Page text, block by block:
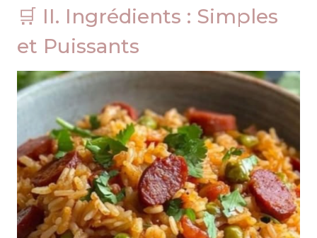
🛒 II. Ingrédients : Simples
et Puissants